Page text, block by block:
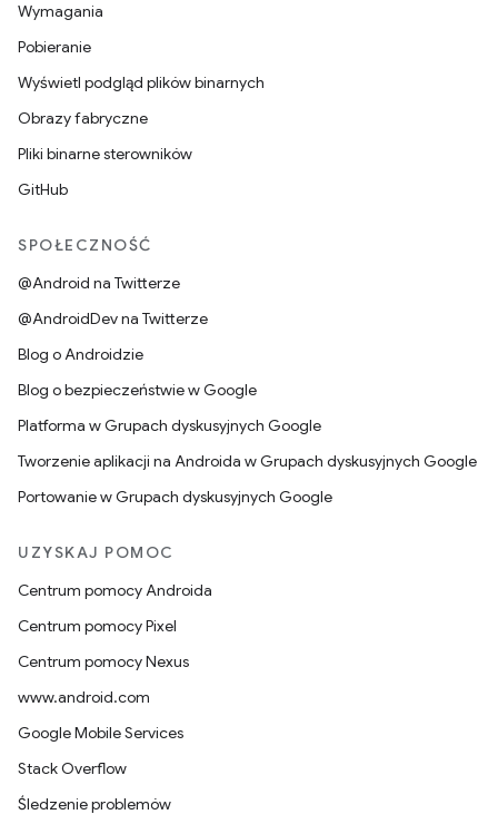
Wymagania
Pobieranie
Wyświetl podgląd plików binarnych
Obrazy fabryczne
Pliki binarne sterowników
GitHub
SPOŁECZNOŚĆ
@Android na Twitterze
@AndroidDev na Twitterze
Blog o Androidzie
Blog o bezpieczeństwie w Google
Platforma w Grupach dyskusyjnych Google
Tworzenie aplikacji na Androida w Grupach dyskusyjnych Google
Portowanie w Grupach dyskusyjnych Google
UZYSKAJ POMOC
Centrum pomocy Androida
Centrum pomocy Pixel
Centrum pomocy Nexus
www.android.com
Google Mobile Services
Stack Overflow
Śledzenie problemów